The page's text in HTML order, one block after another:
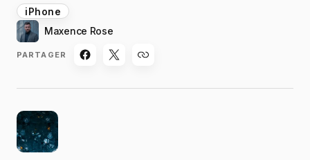
iPhone
Maxence Rose
PARTAGER